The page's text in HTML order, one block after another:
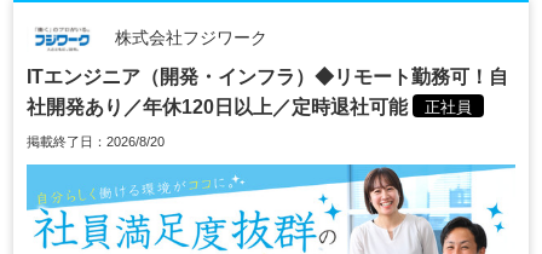
株式会社フジワーク
ITエンジニア（開発・インフラ）◆リモート勤務可！自
社開発あり／年休120日以上／定時退社可能
正社員
掲載終了日：2026/8/20